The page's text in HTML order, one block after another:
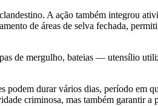
A ação também integrou
de áreas de selva fechada,
de mergulho, bateias — utensílio
durar vários dias, período em
criminosa, mas também garantir a